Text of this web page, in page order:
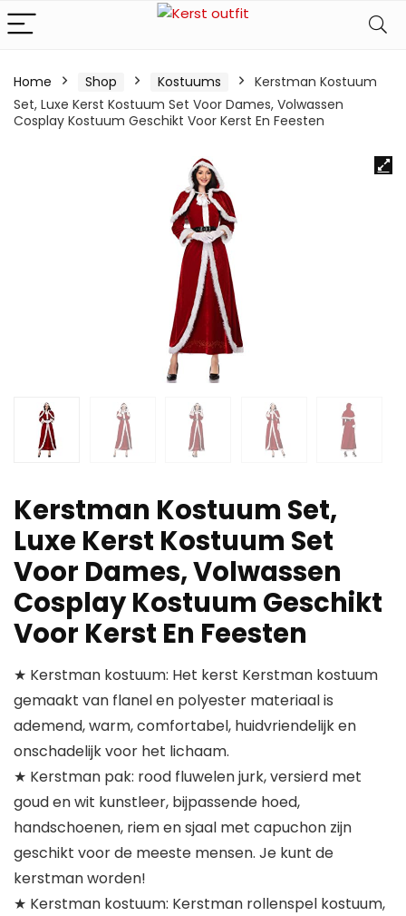
Home Shop Kostuums
Kerstman Kostuum
Set, Luxe Kerst Kostuum Set Voor Dames, Volwassen
Cosplay Kostuum Geschikt Voor Kerst En Feesten
Kerstman Kostuum Set,
Luxe Kerst Kostuum Set
Voor Dames, Volwassen
Cosplay Kostuum Geschikt
Voor Kerst En Feesten
★ Kerstman kostuum: Het kerst Kerstman kostuum
gemaakt van flanel en polyester materiaal is
ademend, warm, comfortabel, huidvriendelijk en
onschadelijk voor het lichaam.
★ Kerstman pak: rood fluwelen jurk, versierd met
goud en wit kunstleer, bijpassende hoed,
handschoenen, riem en sjaal met capuchon zijn
geschikt voor de meeste mensen. Je kunt de
kerstman worden!
★ Kerstman kostuum: Kerstman rollenspel kostuum,